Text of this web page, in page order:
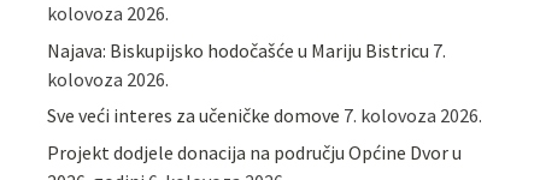
kolovoza 2026.
Najava: Biskupijsko hodočašće u Mariju Bistricu 7.
kolovoza 2026.
Sve veći interes za učeničke domove 7. kolovoza 2026.
Projekt dodjele donacija na području Općine Dvor u